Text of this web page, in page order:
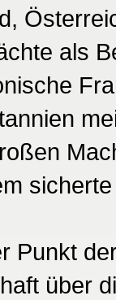
als
Punkt
über